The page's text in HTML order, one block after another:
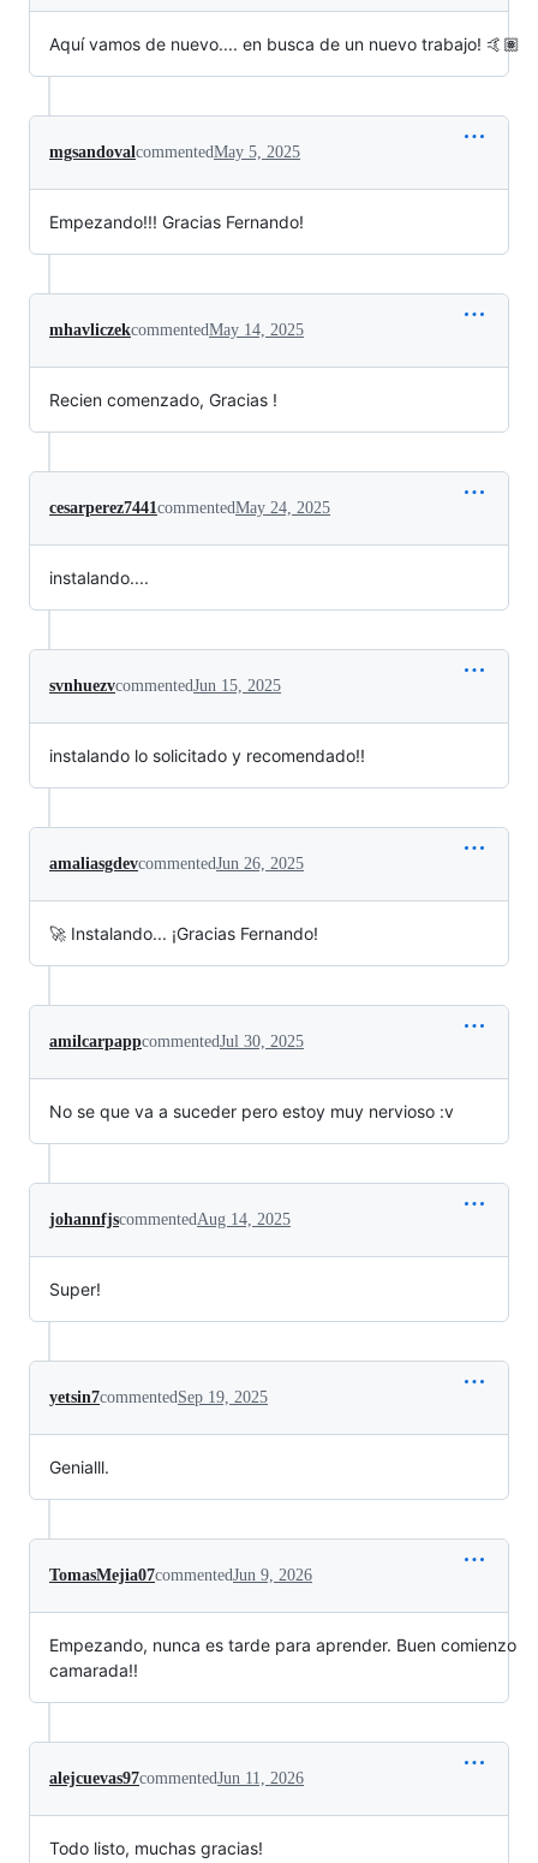
Aquí vamos de nuevo.... en busca de un nuevo trabajo! 🤙🏽
mgsandovalcommentedMay 5, 2025
Empezando!!! Gracias Fernando!
mhavliczekcommentedMay 14, 2025
Recien comenzado, Gracias !
cesarperez7441commentedMay 24, 2025
instalando....
svnhuezvcommentedJun 15, 2025
instalando lo solicitado y recomendado!!
amaliasgdevcommentedJun 26, 2025
🚀 Instalando... ¡Gracias Fernando!
amilcarpappcommentedJul 30, 2025
No se que va a suceder pero estoy muy nervioso :v
johannfjscommentedAug 14, 2025
Super!
yetsin7commentedSep 19, 2025
Genialll.
TomasMejia07commentedJun 9, 2026
Empezando, nunca es tarde para aprender. Buen comienzo
camarada!!
alejcuevas97commentedJun 11, 2026
Todo listo, muchas gracias!